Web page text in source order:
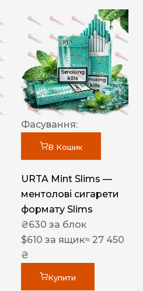
Фасування:
В Кошик
URTA Mint Slims —
ментолові сигарети
формату Slims
₴630 за блок
$610 за ящик≈ 27 450
₴
Купити